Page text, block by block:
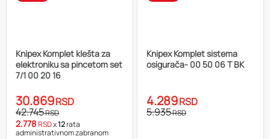
Knipex Komplet klešta za
elektroniku sa pincetom set
7/1 00 20 16
30.869RSD
42.745RSD
2.778RSDx12rata
administrativnom zabranom
Knipex Komplet sistema
osigurača- 00 50 06 T BK
4.289RSD
5.935RSD